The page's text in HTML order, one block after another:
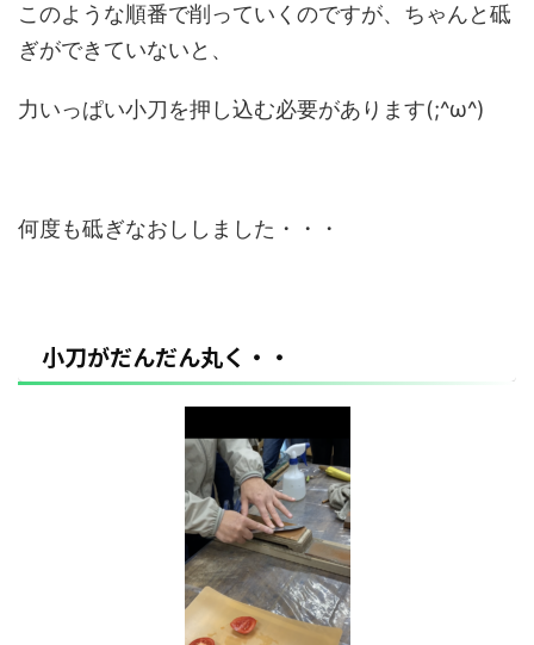
このような順番で削っていくのですが、ちゃんと砥
ぎができていないと、
力いっぱい小刀を押し込む必要があります(;^ω^)
何度も砥ぎなおししました・・・
小刀がだんだん丸く・・